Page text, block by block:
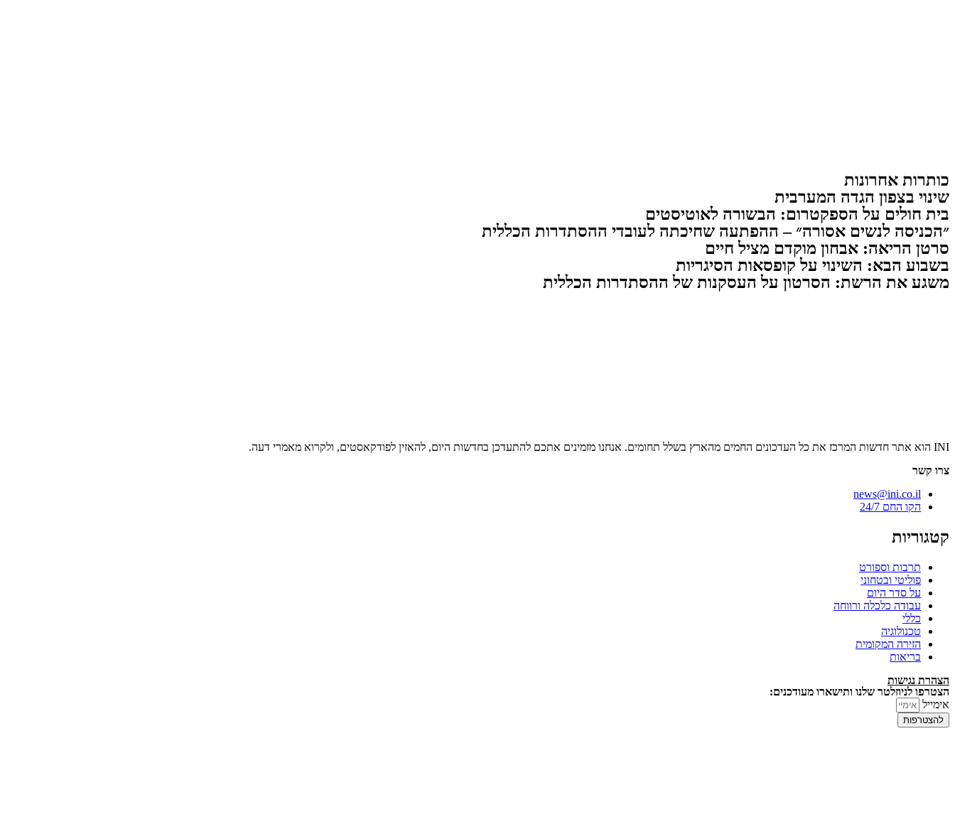
כותרות אחרונות
שינוי בצפון הגדה המערבית
בית חולים על הספקטרום: הבשורה לאוטיסטים
״הכניסה לנשים אסורה״ – ההפתעה שחיכתה לעובדי ההסתדרות הכללית
סרטן הריאה: אבחון מוקדם מציל חיים
בשבוע הבא: השינוי על קופסאות הסיגריות
משגע את הרשת: הסרטון על העסקנות של ההסתדרות הכללית
INI הוא אתר חדשות המרכז את כל העדכונים החמים מהארץ בשלל תחומים. אנחנו מזמינים אתכם להתעדכן בחדשות היום, להאזין לפודקאסטים, ולקרוא מאמרי דעה.
צרו קשר
news@ini.co.il
הקו החם 24/7
קטגוריות
תרבות וספורט
פוליטי ובטחוני
על סדר היום
עבודה כלכלה ורווחה
כללי
טכנולוגיה
הזירה המקומית
בריאות
הצהרת נגישות
הצטרפו לניוזלטר שלנו ותישארו מעודכנים:
אימייל
להצטרפות